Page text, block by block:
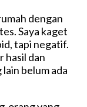
dengan
Saya kaget
tapi negatif.
hasil dan
belum ada